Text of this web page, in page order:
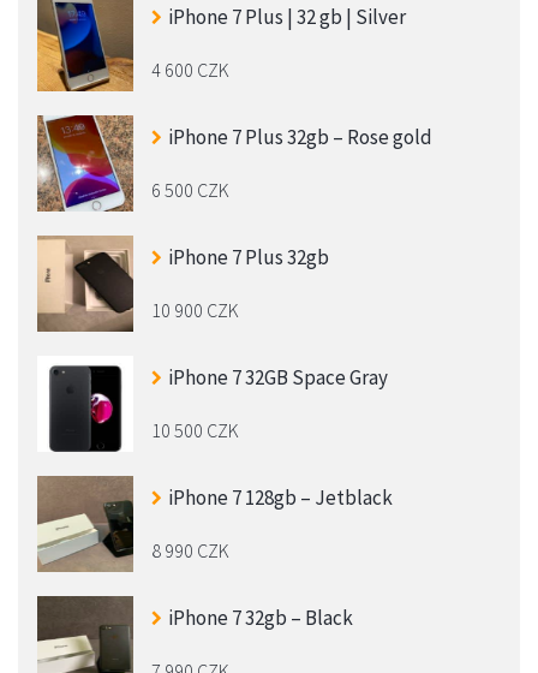
iPhone 7 Plus | 32 gb | Silver
4 600 CZK
iPhone 7 Plus 32gb – Rose gold
6 500 CZK
iPhone 7 Plus 32gb
10 900 CZK
iPhone 7 32GB Space Gray
10 500 CZK
iPhone 7 128gb – Jetblack
8 990 CZK
iPhone 7 32gb – Black